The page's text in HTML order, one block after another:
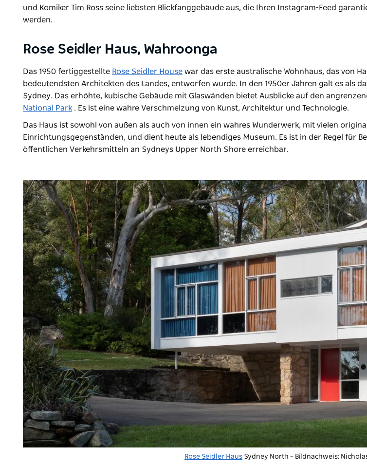
und Komiker Tim Ross seine liebsten Blickfanggebäude aus, die Ihren Instagram-Feed
werden.
Rose Seidler Haus, Wahroonga
Das 1950 fertiggestellte Rose Seidler House war das erste australische Wohnhaus, das von
bedeutendsten Architekten des Landes, entworfen wurde. In den 1950er Jahren galt es als
Sydney. Das erhöhte, kubische Gebäude mit Glaswänden bietet Ausblicke auf den
National Park . Es ist eine wahre Verschmelzung von Kunst, Architektur und Technologie.
Das Haus ist sowohl von außen als auch von innen ein wahres Wunderwerk, mit vielen
Einrichtungsgegenständen, und dient heute als lebendiges Museum. Es ist in der Regel für
öffentlichen Verkehrsmitteln an Sydneys Upper North Shore erreichbar.
Rose Seidler Haus Sydney North – Bildnachweis: